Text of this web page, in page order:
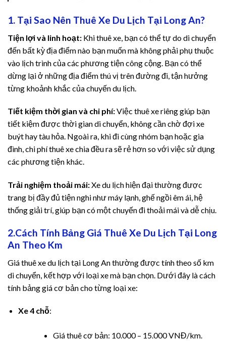
al
1. Tại Sao Nên Thuê Xe Du Lịch Tại Long An?
Tiện lợi và linh hoạt: Khi thuê xe, bạn có thể tự do di chuyển
đến bất kỳ địa điểm nào bạn muốn mà không phải phụ thuộc
vào lịch trình của các phương tiện công cộng. Bạn có thể
dừng lại ở những địa điểm thú vị trên đường đi, tận hưởng
từng khoảnh khắc của chuyến du lịch.
Tiết kiệm thời gian và chi phí:Việc thuê xe riêng giúp bạn
tiết kiệm được thời gian di chuyển, không cần chờ đợi xe
buýt hay tàu hỏa. Ngoài ra, khi đi cùng nhóm bạn hoặc gia
đình, chi phí thuê xe chia đều ra sẽ rẻ hơn so với việc sử dụng
các phương tiện khác.
Trải nghiệm thoải mái:Xe du lịch hiện đại thường được
trang bị đầy đủ tiện nghi như máy lạnh, ghế ngồi êm ái, hệ
thống giải trí, giúp bạn có một chuyến đi thoải mái và dễ chịu.
2.Cách Tính Bảng Giá Thuê Xe Du Lịch Tại Long
An Theo Km
Giá thuê xe du lịch tại Long An thường được tính theo số km
di chuyển, kết hợp với loại xe mà bạn chọn. Dưới đây là cách
tính bảng giá cơ bản cho từng loại xe:
Xe 4 chỗ:
Giá thuê cơ bản: 10.000 – 15.000 VNĐ/km.